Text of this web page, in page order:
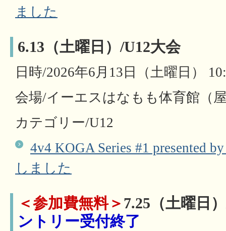
ました
6.13（土曜日）/U12大会
日時/2026年6月13日（土曜日）
会場/イーエスはなもも体育館（
カテゴリー/U12
4v4 KOGA Series #1 presented
しました
＜参加費無料＞ 7.25（土曜日
ントリー受付終了